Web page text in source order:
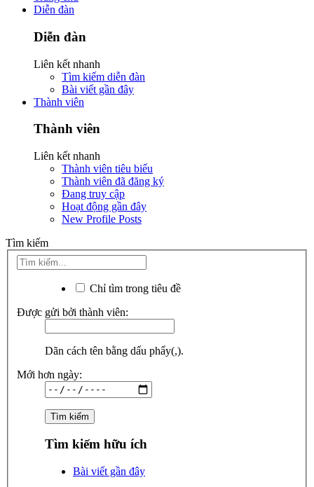
Diễn đàn
Diễn đàn
Liên kết nhanh
Tìm kiếm diễn đàn
Bài viết gần đây
Thành viên
Thành viên
Liên kết nhanh
Thành viên tiêu biểu
Thành viên đã đăng ký
Đang truy cập
Hoạt động gần đây
New Profile Posts
Tìm kiếm
Chỉ tìm trong tiêu đề
Được gửi bởi thành viên:
Dãn cách tên bằng dấu phẩy(,).
Mới hơn ngày:
Tìm kiếm hữu ích
Bài viết gần đây